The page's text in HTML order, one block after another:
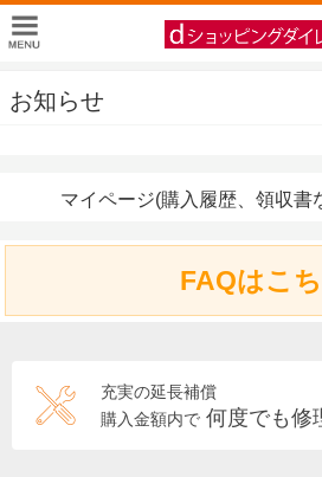
お知らせ
マイページ(購入履歴、領収書
FAQはこ
充実の延長補償
購入金額内で 何度でも修